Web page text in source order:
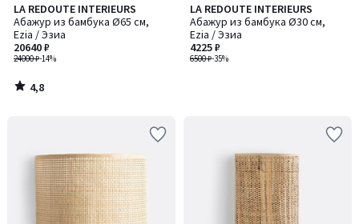
LA REDOUTE INTERIEURS
Абажур из бамбука Ø65 см,
Ezia / Эзиа
24000 ₽-14%
20640 ₽
4,8
/ 5
4,8
/
LA REDOUTE INTERIEURS
Абажур из бамбука Ø30 см,
Ezia / Эзиа
6500 ₽-35%
4225 ₽